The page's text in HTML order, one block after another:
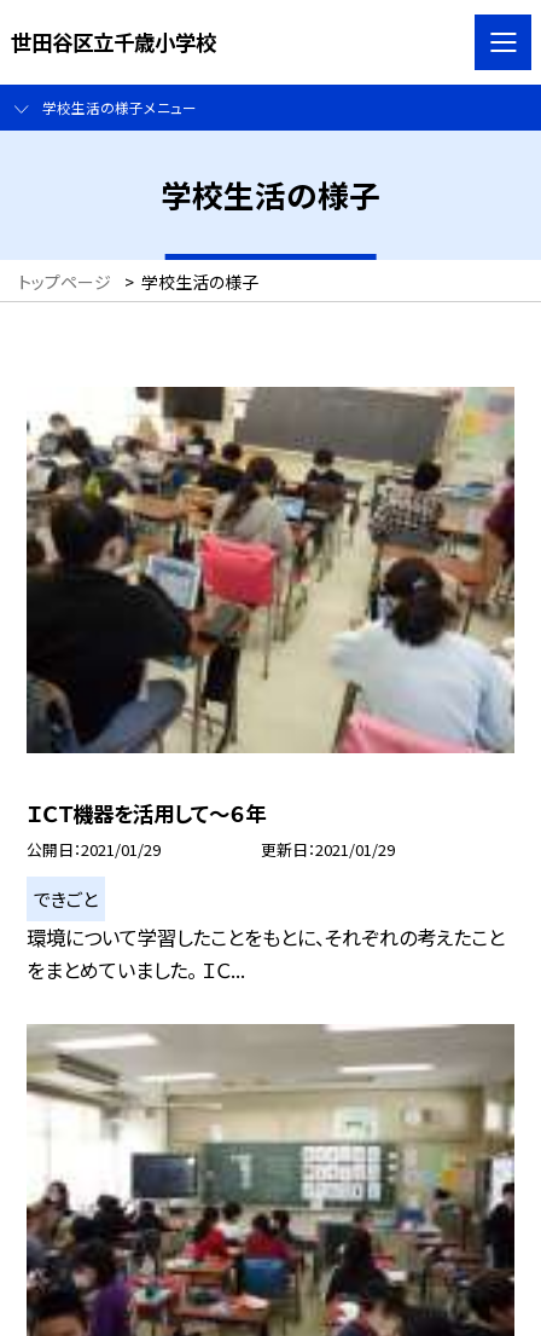
世田谷区立千歳小学校
学校生活の様子メニュー
学校生活の様子
トップページ > 学校生活の様子
ＩＣＴ機器を活用して〜６年
公開日 2021/01/29 更新日 2021/01/29
できごと
環境について学習したことをもとに、それぞれの考えたこと
をまとめていました。 ＩＣ...